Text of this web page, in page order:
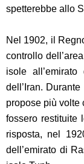
spetterebbe allo
Nel 1902, il
controllo
isole
dell’Iran.
propose più volte
fossero restituite
risposta, nel
dell’emirato di